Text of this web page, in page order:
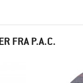
FRA P.A.C.